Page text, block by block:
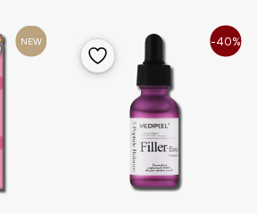
NEW -40%